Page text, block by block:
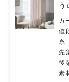
う
カ
値
糸
先
後
素